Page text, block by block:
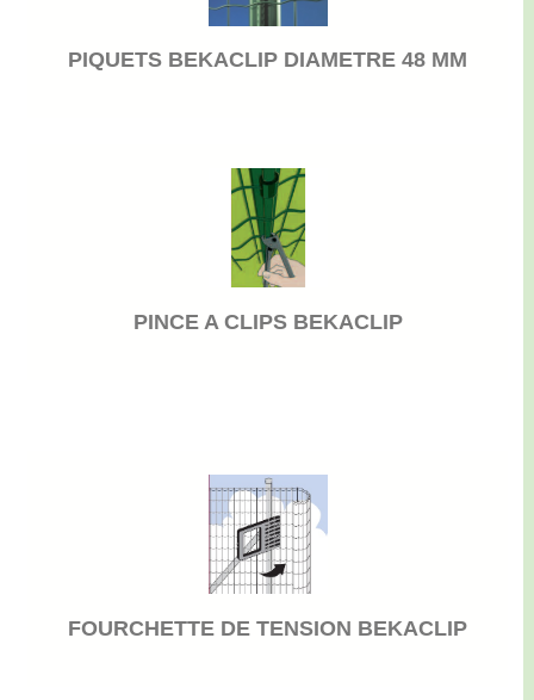
PIQUETS BEKACLIP DIAMETRE 48 MM
PINCE A CLIPS BEKACLIP
FOURCHETTE DE TENSION BEKACLIP